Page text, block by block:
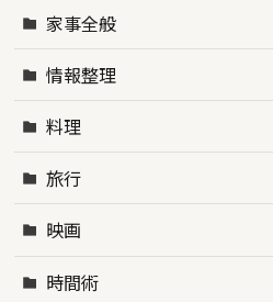
家事全般
情報整理
料理
旅行
映画
時間術